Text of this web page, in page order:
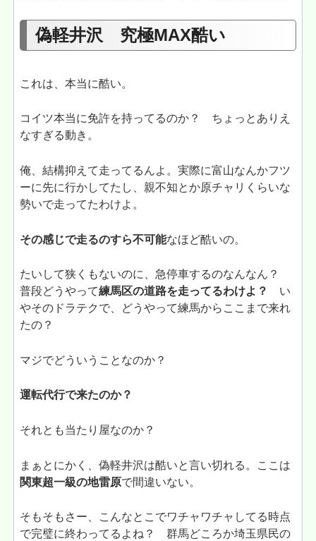
偽軽井沢 究極MAX酷い
これは、本当に酷い。
コイツ本当に免許を持ってるのか？ ちょっとありえ
なすぎる動き。
俺、結構抑えて走ってるんよ。実際に富山なんかフツ
ーに先に行かしてたし、親不知とか原チャリくらいな
勢いで走ってたわけよ。
その感じで走るのすら不可能なほど酷いの。
たいして狭くもないのに、急停車するのなんなん？
普段どうやって練馬区の道路を走ってるわけよ？
い
やそのドラテクで、どうやって練馬からここまで来れ
たの？
マジでどういうことなのか？
運転代行で来たのか？
それとも当たり屋なのか？
まぁとにかく、偽軽井沢は酷いと言い切れる。ここは
関東超一級の地雷原で間違いない。
そもそもさー、こんなとこでワチャワチャしてる時点
で完璧に終わってるよね？ 群馬どころか埼玉県民の